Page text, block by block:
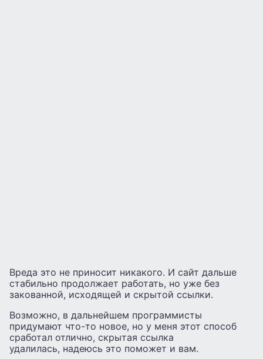
Вреда это не приносит никакого. И сайт дальше
стабильно продолжает работать, но уже без
закованной, исходящей и скрытой ссылки.
Возможно, в дальнейшем программисты
придумают что-то новое, но у меня этот способ
сработал отлично, скрытая ссылка
удалилась, надеюсь это поможет и вам.